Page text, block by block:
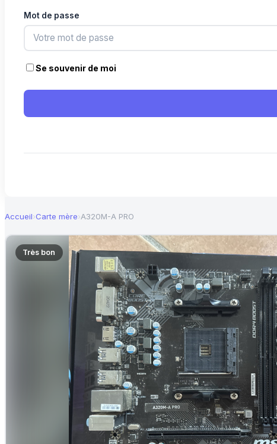
Mot de passe
Se souvenir de moi
Accueil›Carte mère›A320M-A PRO
Très bon